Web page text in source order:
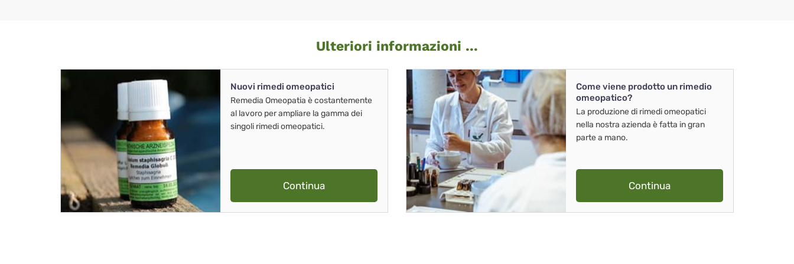
Ulteriori informazioni ...
Nuovi rimedi omeopatici
Remedia Omeopatia è costantemente
al lavoro per ampliare la gamma dei
singoli rimedi omeopatici.
Continua
Come viene prodotto un rimedio
omeopatico?
La produzione di rimedi omeopatici
nella nostra azienda è fatta in gran
parte a mano.
Continua